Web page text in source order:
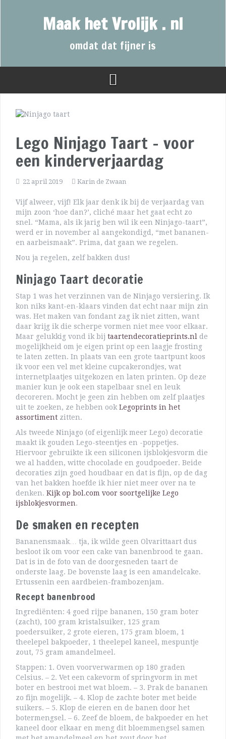
Maak het Vrolijk . nl
omdat dat fijner is
Lego Ninjago Taart – voor
een kinderverjaardag
22 april 2019 Karin de Zwaan
Vijf alweer, vijf! Elk jaar denk ik bij de verjaardag van
mijn zoon ‘hoe dan?’, cliché maar het gaat echt zo
snel. “Mama, als ik jarig ben wil ik een Ninjago-taart”,
werd er in november al aangekondigd, “met bananen-
en aarbeismaak”. Prima, dat gaan we regelen.
Nou ja regelen, zelf bakken dus!
Ninjago Taart decoratie
Stap 1 was het verzinnen van de Ninjago versiering. Ik
kon niks kant-en-klaars vinden dat echt naar mijn zin
was. Het maken van fondant zag ik niet zitten, want
daar krijg ik die scherpe vormen niet mee voor elkaar.
Maar gelukkig vond ik bij taartendecoratieprints.nl de
mogelijkheid om je eigen print op een laagje frosting
te laten zetten. In plaats van een grote taartpunt koos
ik voor een vel met kleine cupcakerondjes, wat
internetplaatjes uitgekozen en laten printen. Op deze
manier kun je ook een stapelbaar snel en leuk
decoreren. Mocht je geen zin hebben om zelf plaatjes
uit te zoeken, ze hebben ookLegoprints in het
assortiment zitten.
Als tweede Ninjago (of eigenlijk meer Lego) decoratie
maakt ik gouden Lego-steentjes en -poppetjes.
Hiervoor gebruikte ik een siliconen ijsblokjesvorm die
we al hadden, witte chocolade en goudpoeder. Beide
decoraties zijn goed houdbaar en dat is fijn, op de dag
van het bakken hoefde ik hier niet meer over na te
denken. Kijk op bol.com voor soortgelijke Lego
ijsblokjesvormen.
De smaken en recepten
Bananensmaak… tja, ik wilde geen Olvarittaart dus
besloot ik om voor een cake van banenbrood te gaan.
Dat is in de foto van de doorgesneden taart de
onderste laag. De bovenste laag is een amandelcake.
Ertussenin een aardbeien-frambozenjam.
Recept banenbrood
Ingrediënten: 4 goed rijpe bananen, 150 gram boter
(zacht), 100 gram kristalsuiker, 125 gram
poedersuiker, 2 grote eieren, 175 gram bloem, 1
theelepel bakpoeder, 1 theelepel kaneel, mespuntje
zout, 75 gram amandelmeel.
Stappen: 1. Oven voorverwarmen op 180 graden
Celsius. – 2. Vet een cakevorm of springvorm in met
boter en bestrooi met wat bloem. – 3. Prak de bananen
zo fijn mogelijk. – 4. Klop de zachte boter met beide
suikers. – 5. Klop de eieren en de banen door het
botermengsel. – 6. Zeef de bloem, de bakpoeder en het
kaneel door elkaar en meng dit bloemmengsel samen